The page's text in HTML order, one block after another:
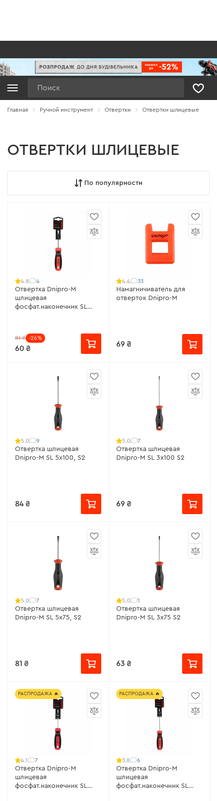
Главная Ручной инструмент Отвертки Отвертки шлицевые
ОТВЕРТКИ ШЛИЦЕВЫЕ
По популярности
4.8 4
Отвертка Dnipro-M
шлицевая
фосфат.наконечник SL
81 ₴ -26%
60 ₴
4.4 33
Намагничиватель для
отверток Dnipro-M
69 ₴
5.0 9
Отвертка шлицевая
Dnipro-M SL 5х100, S2
84 ₴
5.0 7
Отвертка шлицевая
Dnipro-M SL 3х100 S2
69 ₴
5.0 7
Отвертка шлицевая
Dnipro-M SL 5х75, S2
81 ₴
5.0 1
Отвертка шлицевая
Dnipro-M SL 3х75 S2
63 ₴
РАСПРОДАЖА 🔥
4.1 7
Отвертка Dnipro-M
шлицевая
фосфат.наконечник SL
РАСПРОДАЖА 🔥
3.8 6
Отвертка Dnipro-M
шлицевая
фосфат.наконечник SL